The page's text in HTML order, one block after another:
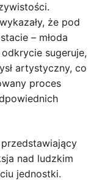
że pod
– młoda
sugeruje,
artystyczny, co
proces
nad ludzkim
jednostki.